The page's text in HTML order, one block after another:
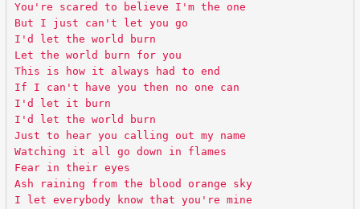
You're scared to believe I'm the one
But I just can't let you go
I'd let the world burn
Let the world burn for you
This is how it always had to end
If I can't have you then no one can
I'd let it burn
I'd let the world burn
Just to hear you calling out my name
Watching it all go down in flames
Fear in their eyes
Ash raining from the blood orange sky
I let everybody know that you're mine